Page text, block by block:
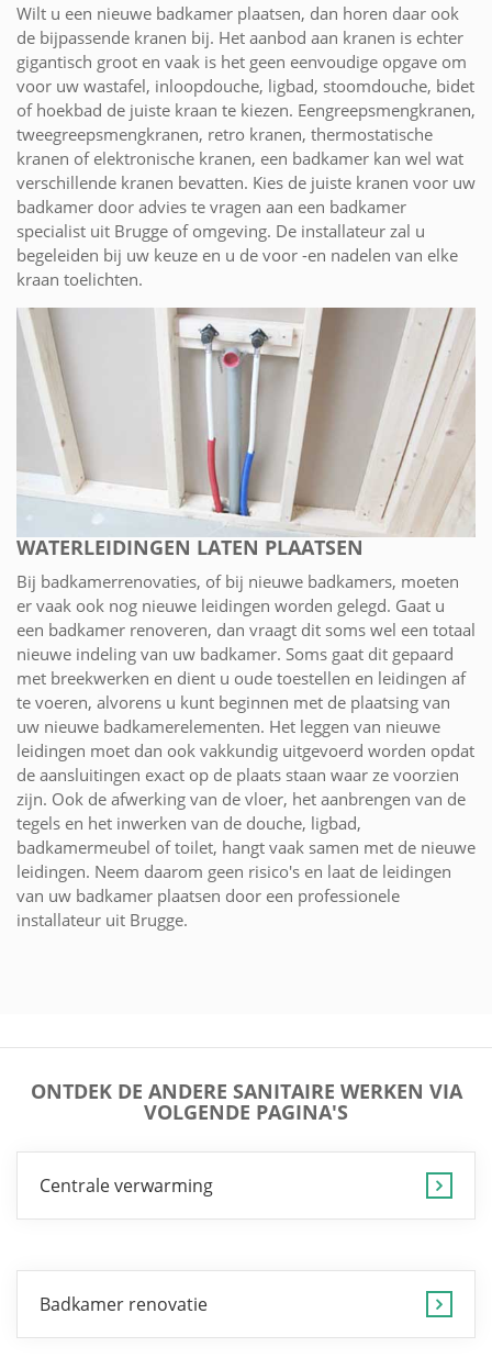
Wilt u een nieuwe badkamer plaatsen, dan horen daar ook
de bijpassende kranen bij. Het aanbod aan kranen is echter
gigantisch groot en vaak is het geen eenvoudige opgave om
voor uw wastafel, inloopdouche, ligbad, stoomdouche, bidet
of hoekbad de juiste kraan te kiezen. Eengreepsmengkranen,
tweegreepsmengkranen, retro kranen, thermostatische
kranen of elektronische kranen, een badkamer kan wel wat
verschillende kranen bevatten. Kies de juiste kranen voor uw
badkamer door advies te vragen aan een badkamer
specialist uit Brugge of omgeving. De installateur zal u
begeleiden bij uw keuze en u de voor -en nadelen van elke
kraan toelichten.
WATERLEIDINGEN LATEN PLAATSEN
Bij badkamerrenovaties, of bij nieuwe badkamers, moeten
er vaak ook nog nieuwe leidingen worden gelegd. Gaat u
een badkamer renoveren, dan vraagt dit soms wel een totaal
nieuwe indeling van uw badkamer. Soms gaat dit gepaard
met breekwerken en dient u oude toestellen en leidingen af
te voeren, alvorens u kunt beginnen met de plaatsing van
uw nieuwe badkamerelementen. Het leggen van nieuwe
leidingen moet dan ook vakkundig uitgevoerd worden opdat
de aansluitingen exact op de plaats staan waar ze voorzien
zijn. Ook de afwerking van de vloer, het aanbrengen van de
tegels en het inwerken van de douche, ligbad,
badkamermeubel of toilet, hangt vaak samen met de nieuwe
leidingen. Neem daarom geen risico's en laat de leidingen
van uw badkamer plaatsen door een professionele
installateur uit Brugge.
ONTDEK DE ANDERE SANITAIRE WERKEN VIA
VOLGENDE PAGINA'S
Centrale verwarming
Badkamer renovatie